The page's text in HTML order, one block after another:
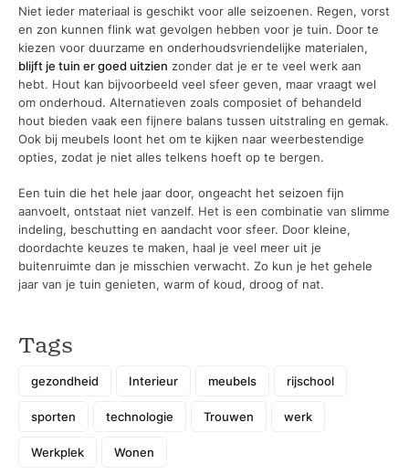
Niet ieder materiaal is geschikt voor alle seizoenen. Regen, vorst
en zon kunnen flink wat gevolgen hebben voor je tuin. Door te
kiezen voor duurzame en onderhoudsvriendelijke materialen,
blijft je tuin er goed uitzien zonder dat je er te veel werk aan
hebt. Hout kan bijvoorbeeld veel sfeer geven, maar vraagt wel
om onderhoud. Alternatieven zoals composiet of behandeld
hout bieden vaak een fijnere balans tussen uitstraling en gemak.
Ook bij meubels loont het om te kijken naar weerbestendige
opties, zodat je niet alles telkens hoeft op te bergen.
Een tuin die het hele jaar door, ongeacht het seizoen fijn
aanvoelt, ontstaat niet vanzelf. Het is een combinatie van slimme
indeling, beschutting en aandacht voor sfeer. Door kleine,
doordachte keuzes te maken, haal je veel meer uit je
buitenruimte dan je misschien verwacht. Zo kun je het gehele
jaar van je tuin genieten, warm of koud, droog of nat.
Tags
gezondheid Interieur meubels rijschool
sporten technologie Trouwen werk
Werkplek Wonen